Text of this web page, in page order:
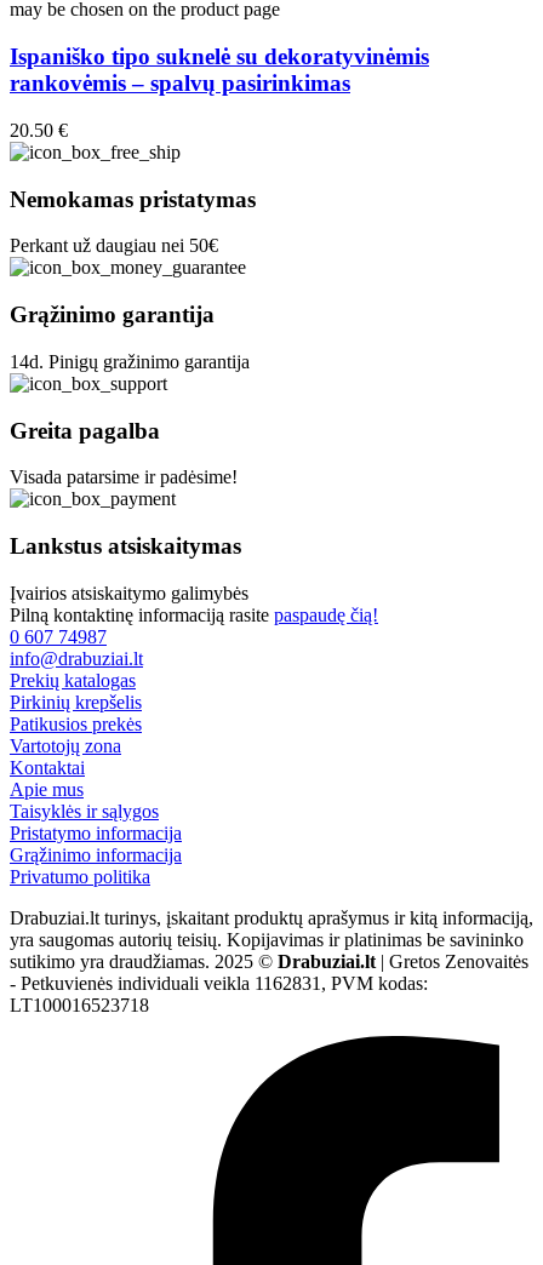
may be chosen on the product page
Ispaniško tipo suknelė su dekoratyvinėmis
rankovėmis – spalvų pasirinkimas
20.50 €
Nemokamas pristatymas
Perkant už daugiau nei 50€
Grąžinimo garantija
14d. Pinigų gražinimo garantija
Greita pagalba
Visada patarsime ir padėsime!
Lankstus atsiskaitymas
Įvairios atsiskaitymo galimybės
Pilną kontaktinę informaciją rasite paspaudę čią!
0 607 74987
info@drabuziai.lt
Prekių katalogas
Pirkinių krepšelis
Patikusios prekės
Vartotojų zona
Kontaktai
Apie mus
Taisyklės ir sąlygos
Pristatymo informacija
Grąžinimo informacija
Privatumo politika
Drabuziai.lt turinys, įskaitant produktų aprašymus ir kitą informaciją,
yra saugomas autorių teisių. Kopijavimas ir platinimas be savininko
sutikimo yra draudžiamas. 2025 © Drabuziai.lt | Gretos Zenovaitės
- Petkuvienės individuali veikla 1162831, PVM kodas:
LT100016523718